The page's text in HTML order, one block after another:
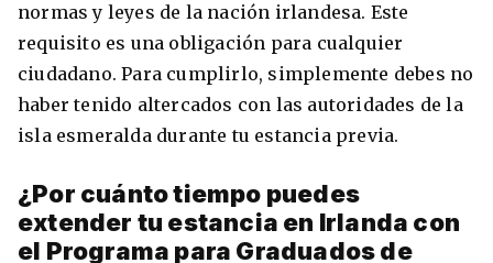
normas y leyes de la nación irlandesa. Este
requisito es una obligación para cualquier
ciudadano. Para cumplirlo, simplemente debes no
haber tenido altercados con las autoridades de la
isla esmeralda durante tu estancia previa.
¿Por cuánto tiempo puedes
extender tu estancia en Irlanda con
el Programa para Graduados de